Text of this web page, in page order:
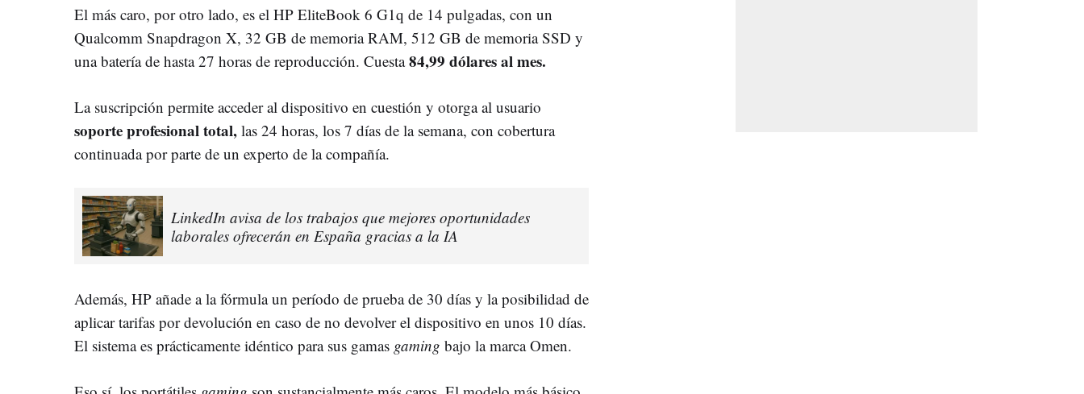
El más caro, por otro lado, es el HP EliteBook 6 G1q de 14 pulgadas, con un
Qualcomm Snapdragon X, 32 GB de memoria RAM, 512 GB de memoria SSD y
una batería de hasta 27 horas de reproducción. Cuesta84,99 dólares al mes.
La suscripción permite acceder al dispositivo en cuestión y otorga al usuario
soporte profesional total, las 24 horas, los 7 días de la semana, con cobertura
continuada por parte de un experto de la compañía.
LinkedIn avisa de los trabajos que mejores oportunidades
laborales ofrecerán en España gracias a la IA
Además, HP añade a la fórmula un período de prueba de 30 días y la posibilidad de
aplicar tarifas por devolución en caso de no devolver el dispositivo en unos 10 días.
El sistema es prácticamente idéntico para sus gamas gaming bajo la marca Omen.